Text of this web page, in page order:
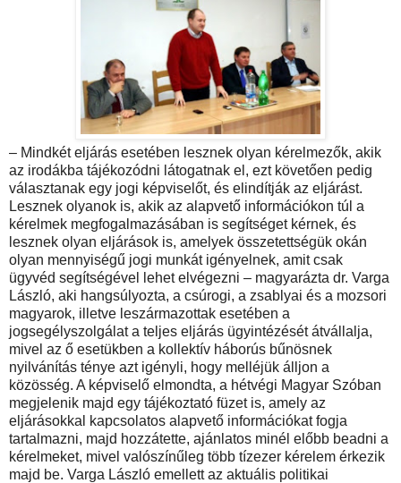
– Mindkét eljárás esetében lesznek olyan kérelmezők, akik
az irodákba tájékozódni látogatnak el, ezt követően pedig
választanak egy jogi képviselőt, és elindítják az eljárást.
Lesznek olyanok is, akik az alapvető információkon túl a
kérelmek megfogalmazásában is segítséget kérnek, és
lesznek olyan eljárások is, amelyek összetettségük okán
olyan mennyiségű jogi munkát igényelnek, amit csak
ügyvéd segítségével lehet elvégezni – magyarázta dr. Varga
László, aki hangsúlyozta, a csúrogi, a zsablyai és a mozsori
magyarok, illetve leszármazottak esetében a
jogsegélyszolgálat a teljes eljárás ügyintézését átvállalja,
mivel az ő esetükben a kollektív háborús bűnösnek
nyilvánítás ténye azt igényli, hogy melléjük álljon a
közösség. A képviselő elmondta, a hétvégi Magyar Szóban
megjelenik majd egy tájékoztató füzet is, amely az
eljárásokkal kapcsolatos alapvető információkat fogja
tartalmazni, majd hozzátette, ajánlatos minél előbb beadni a
kérelmeket, mivel valószínűleg több tízezer kérelem érkezik
majd be. Varga László emellett az aktuális politikai